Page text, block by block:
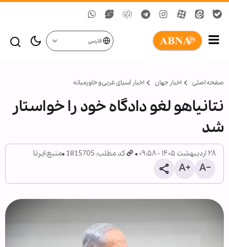
فارسی
صفحه اصلی اخبار جهان اخبار آسیای غربی و خاورمیانه
نتانیاهو لغو دادگاه خود را خواستار
شد
۲۸ اردیبهشت ۱۴۰۵ - ۰۹:۵۸ کد مطلب: 1815705 منبع:ایرنا